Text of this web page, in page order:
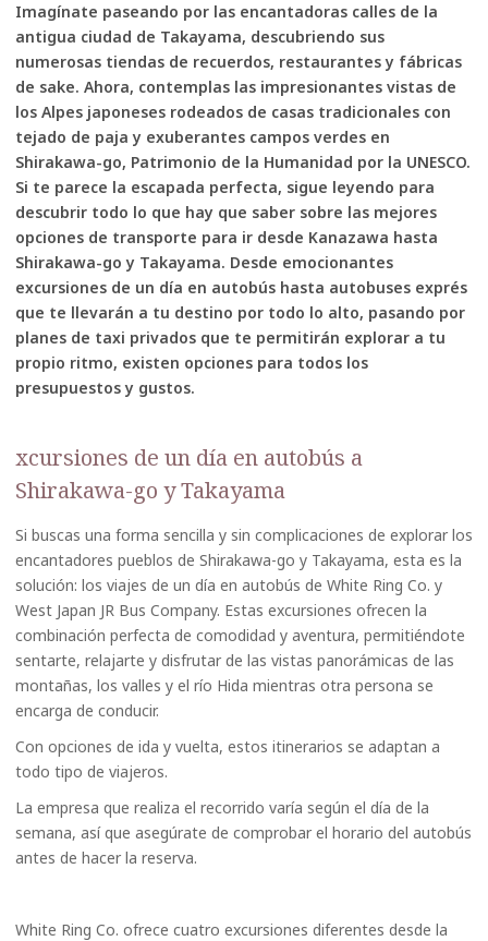
Imagínate paseando por las encantadoras calles de la
antigua ciudad de Takayama, descubriendo sus
numerosas tiendas de recuerdos, restaurantes y fábricas
de sake. Ahora, contemplas las impresionantes vistas de
los Alpes japoneses rodeados de casas tradicionales con
tejado de paja y exuberantes campos verdes en
Shirakawa-go, Patrimonio de la Humanidad por la UNESCO.
Si te parece la escapada perfecta, sigue leyendo para
descubrir todo lo que hay que saber sobre las mejores
opciones de transporte para ir desde Kanazawa hasta
Shirakawa-go y Takayama. Desde emocionantes
excursiones de un día en autobús hasta autobuses exprés
que te llevarán a tu destino por todo lo alto, pasando por
planes de taxi privados que te permitirán explorar a tu
propio ritmo, existen opciones para todos los
presupuestos y gustos.
xcursiones de un día en autobús a
Shirakawa-go y Takayama
Si buscas una forma sencilla y sin complicaciones de explorar los
encantadores pueblos de Shirakawa-go y Takayama, esta es la
solución: los viajes de un día en autobús de White Ring Co. y
West Japan JR Bus Company. Estas excursiones ofrecen la
combinación perfecta de comodidad y aventura, permitiéndote
sentarte, relajarte y disfrutar de las vistas panorámicas de las
montañas, los valles y el río Hida mientras otra persona se
encarga de conducir.
Con opciones de ida y vuelta, estos itinerarios se adaptan a
todo tipo de viajeros.
La empresa que realiza el recorrido varía según el día de la
semana, así que asegúrate de comprobar el horario del autobús
antes de hacer la reserva.
White Ring Co. ofrece cuatro excursiones diferentes desde la